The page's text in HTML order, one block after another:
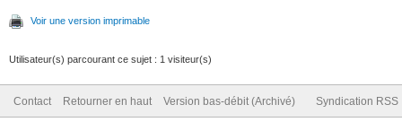
Voir une version imprimable
Utilisateur(s) parcourant ce sujet : 1 visiteur(s)
Contact Retourner en haut Version bas-débit (Archivé) Syndication RSS